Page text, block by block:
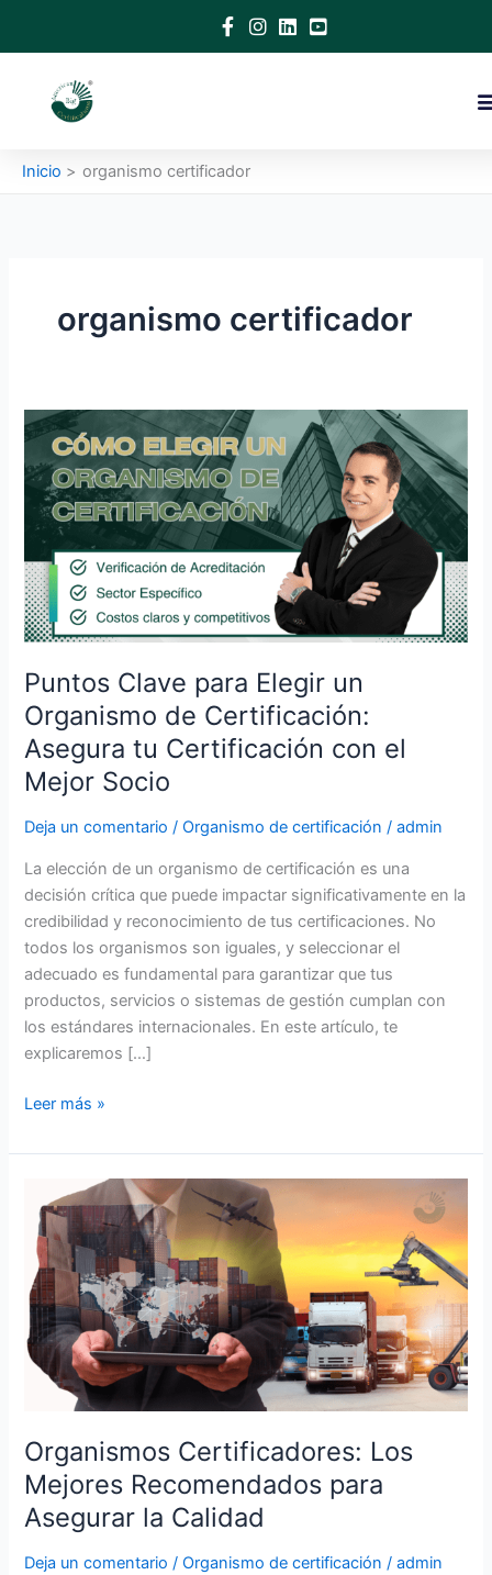
Inicio organismo certificador
organismo certificador
Puntos Clave para Elegir un
Organismo de Certificación:
Asegura tu Certificación con el
Mejor Socio
Deja un comentario /Organismo de certificación /admin
La elección de un organismo de certificación es una
decisión crítica que puede impactar significativamente en la
credibilidad y reconocimiento de tus certificaciones. No
todos los organismos son iguales, y seleccionar el
adecuado es fundamental para garantizar que tus
productos, servicios o sistemas de gestión cumplan con
los estándares internacionales. En este artículo, te
explicaremos […]
Puntos
Clave
para
Elegir
un
Organismo
de
Certificación:
Asegura
Certificación
con
el
Mejor
Socio
Leer más »
Organismos Certificadores: Los
Mejores Recomendados para
Asegurar la Calidad
Deja un comentario /Organismo de certificación /admin
Organismos
Certificadores:
Los
Mejores
Recomendados
para
Asegurar
Calidad